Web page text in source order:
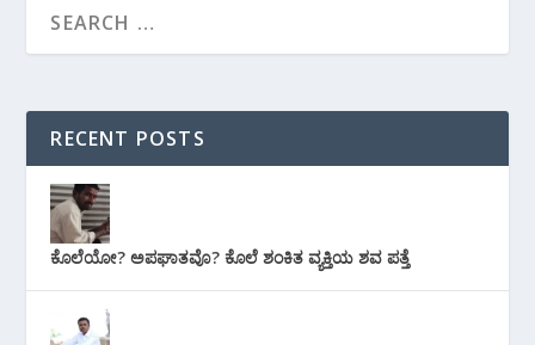
RECENT POSTS
ಕೊಲೆಯೋ? ಅಪಘಾತವೊ? ಕೊಲೆ ಶಂಕಿತ ವ್ಯಕ್ತಿಯ ಶವ ಪತ್ತೆ